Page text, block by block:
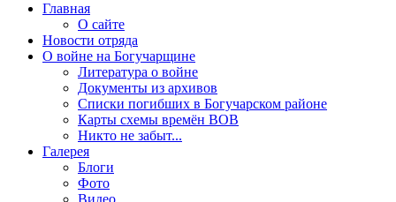
Главная
О сайте
Новости отряда
О войне на Богучарщине
Литература о войне
Документы из архивов
Списки погибших в Богучарском районе
Карты схемы времён ВОВ
Никто не забыт...
Галерея
Блоги
Фото
Видео